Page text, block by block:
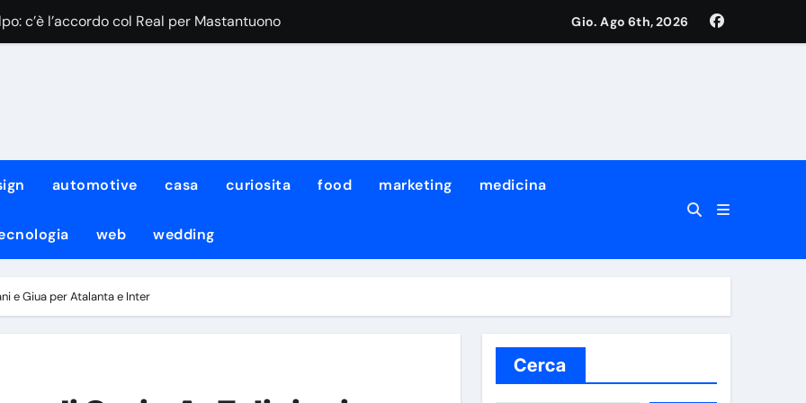
c’è l’accordo col Real per Mastantuono
giorni di permesso e poi si aggregherà
il comunicato della SSC Napoli
per chiudere
si va verso il sold-out, i dettagli
Gio. Ago 6th, 2026
automotive casa curiosita food marketing medicina
web wedding
e Giua per Atalanta e Inter
Cerca